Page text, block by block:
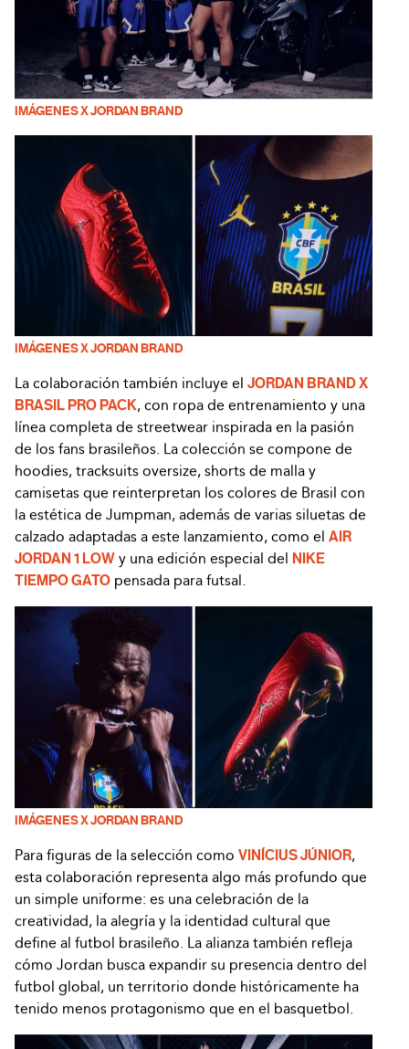
IMÁGENES X JORDAN BRAND
IMÁGENES X JORDAN BRAND
La colaboración también incluye el JORDAN BRAND X
BRASIL PRO PACK, con ropa de entrenamiento y una
línea completa de streetwear inspirada en la pasión
de los fans brasileños. La colección se compone de
hoodies, tracksuits oversize, shorts de malla y
camisetas que reinterpretan los colores de Brasil con
la estética de Jumpman, además de varias siluetas de
calzado adaptadas a este lanzamiento, como el AIR
JORDAN 1 LOW y una edición especial del NIKE
TIEMPO GATO pensada para futsal.
IMÁGENES X JORDAN BRAND
Para figuras de la selección como VINÍCIUS JÚNIOR,
esta colaboración representa algo más profundo que
un simple uniforme: es una celebración de la
creatividad, la alegría y la identidad cultural que
define al futbol brasileño. La alianza también refleja
cómo Jordan busca expandir su presencia dentro del
futbol global, un territorio donde históricamente ha
tenido menos protagonismo que en el basquetbol.